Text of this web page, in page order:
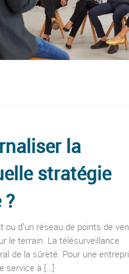
la
stratégie
ou d’un réseau de points de
le terrain. La télésurveillance
de la sûreté. Pour une
service à […]